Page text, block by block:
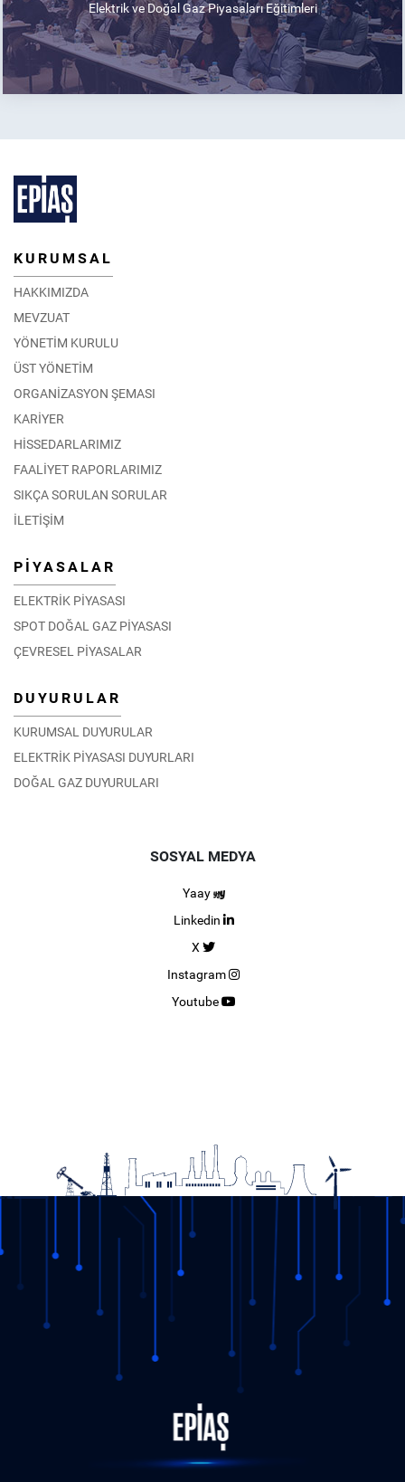
Elektrik ve Doğal Gaz Piyasaları Eğitimleri
KURUMSAL
HAKKIMIZDA
MEVZUAT
YÖNETİM KURULU
ÜST YÖNETİM
ORGANİZASYON ŞEMASI
KARİYER
HİSSEDARLARIMIZ
FAALİYET RAPORLARIMIZ
SIKÇA SORULAN SORULAR
İLETİŞİM
PİYASALAR
ELEKTRİK PİYASASI
SPOT DOĞAL GAZ PİYASASI
ÇEVRESEL PİYASALAR
DUYURULAR
KURUMSAL DUYURULAR
ELEKTRİK PİYASASI DUYURLARI
DOĞAL GAZ DUYURULARI
SOSYAL MEDYA
Yaay
Linkedin
X
Instagram
Youtube